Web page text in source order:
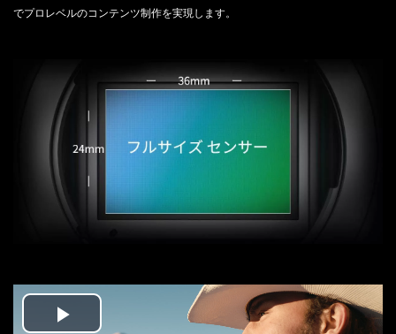
でプロレベルのコンテンツ制作を実現します。